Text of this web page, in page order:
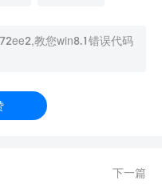
教您win8.1错误代码
下一篇